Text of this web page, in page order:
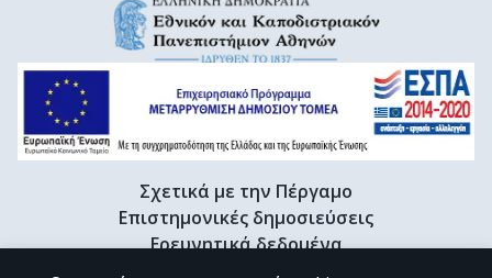
Σχετικά με την Πέργαμο
Επιστημονικές δημοσιεύσεις
Ερευνητικά δεδομένα
Διδακτορικές διατριβές & Γκρίζα βιβλιογραφία